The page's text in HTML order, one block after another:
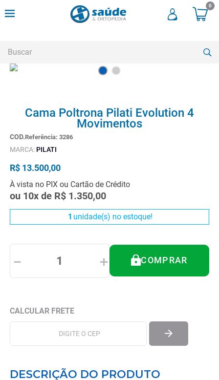
0
Cama Poltrona Pilati Evolution 4
Movimentos
Referência: 3286
MARCA: PILATI
R$ 13.500,00
À vista no PIX ou Cartão de Crédito
ou 10x de R$ 1.350,00
1 unidade(s) no estoque!
＋
－ COMPRAR
DESCRIÇÃO DO PRODUTO
3º
cadeira rodas
5 º
munique
tipoia
7º
muleta
8º
imobilizador joelho
9º
almofadas
10º ortese polegar punho